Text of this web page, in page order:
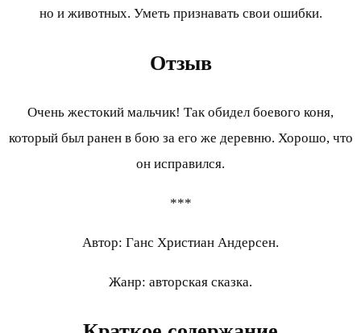
но и животных. Уметь признавать свои ошибки.
Отзыв
Очень жестокий мальчик! Так обидел боевого коня,
который был ранен в бою за его же деревню. Хорошо, что
он исправился.
***
Автор: Ганс Христиан Андерсен.
Жанр: авторская сказка.